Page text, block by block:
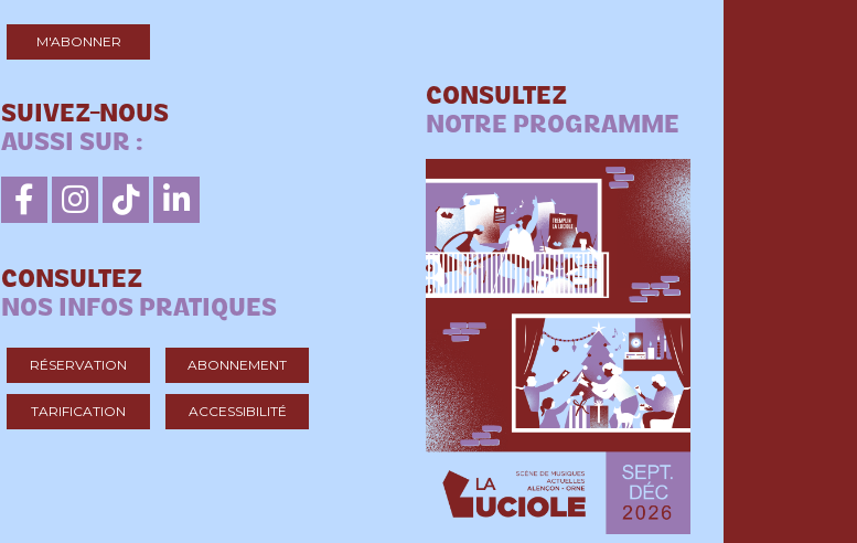
M'ABONNER
SUIVEZ-NOUS
AUSSI SUR :
CONSULTEZ
NOS INFOS PRATIQUES
RÉSERVATION ABONNEMENT
TARIFICATION ACCESSIBILITÉ
CONSULTEZ
NOTRE PROGRAMME